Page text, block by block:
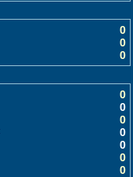
0
0
0
0
0
0
0
0
0
0